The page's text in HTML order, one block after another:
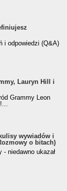
i odpowiedzi (Q&A)
Lauryn Hill i
Grammy Leon
wywiadów i
o bitach)
niedawno ukazał